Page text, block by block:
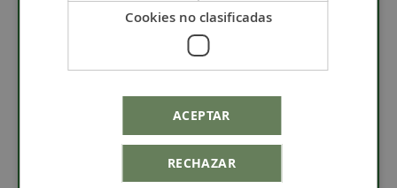
Charm regla
Cookies no clasificadas
ACEPTAR
RECHAZAR